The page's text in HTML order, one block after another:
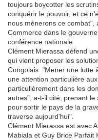
toujours boycotter les
conquérir le pouvoir, et ce
nous mènerons ce combat",
Commerce dans le
conférence nationale.
Clément Mierassa défend
qui vient proposer les
Congolais. "Mener une lutte
une attention particulière
particulièrement dans les
autres", a-t-il cité, prenant
pour sortir le pays de la
traverse aujourd'hui".
Clément Mierassa est avec
Mabiala et Guy Brice Parfait